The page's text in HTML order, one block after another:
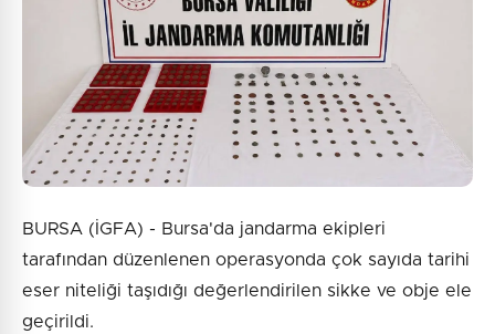
BURSA (İGFA) - Bursa'da jandarma ekipleri
tarafından düzenlenen operasyonda çok sayıda tarihi
eser niteliği taşıdığı değerlendirilen sikke ve obje ele
geçirildi.